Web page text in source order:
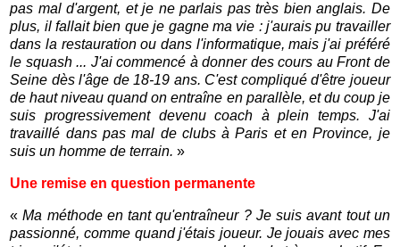
pas mal d'argent, et je ne parlais pas très bien anglais. De
plus, il fallait bien que je gagne ma vie : j'aurais pu travailler
dans la restauration ou dans l'informatique, mais j'ai préféré
le squash ... J'ai commencé à donner des cours au Front de
Seine dès l'âge de 18-19 ans. C'est compliqué d'être joueur
de haut niveau quand on entraîne en parallèle, et du coup je
suis progressivement devenu coach à plein temps. J'ai
travaillé dans pas mal de clubs à Paris et en Province, je
suis un homme de terrain.»
Une remise en question permanente
« Ma méthode en tant qu'entraîneur ? Je suis avant tout un
passionné, comme quand j'étais joueur. Je jouais avec mes